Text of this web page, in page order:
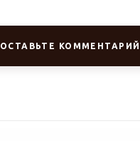
ОСТАВЬТЕ КОММЕНТАРИЙ